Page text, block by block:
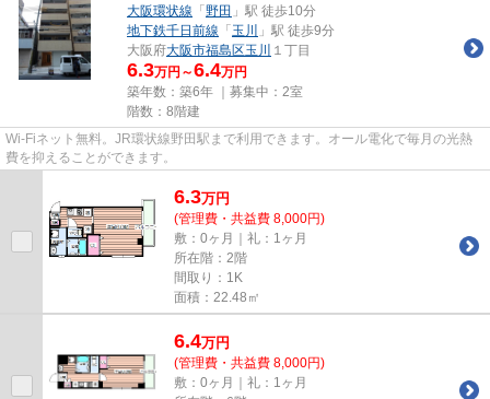
大阪環状線 「 野田 」駅 徒歩10分
地下鉄千日前線 「 玉川
」駅 徒歩9分
大阪府大阪市福島区玉川 １丁目
6.3万円～6.4万円
築年数：築6年 ｜募集中： 2室
階数：8階建
Wi-Fiネット無料。JR環状線野田駅まで利用できます。オール電化で毎月の光熱
費を抑えることができます。
6.3万円
(管理費・共益費 8,000円)
敷：0ヶ月｜礼：1ヶ月
所在階：2階
間取り：1K
面積：22.48㎡
6.4万円
(管理費・共益費 8,000円)
敷：0ヶ月｜礼：1ヶ月